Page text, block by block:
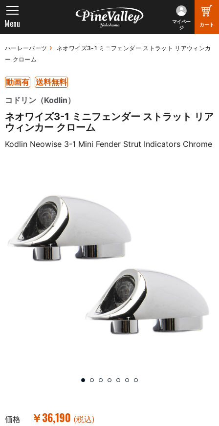
マイペー
ジ
カート
Menu
ハーレーパーツ
ネオワイズ3-1 ミニフェンダー ストラット リアウィンカ
ー クローム
動画有
送料無料
コドリン（Kodlin）
ネオワイズ3-1 ミニフェンダー ストラット リア
ウィンカー クローム
Kodlin Neowise 3-1 Mini Fender Strut Indicators Chrome
価格 ￥36,190 (税込)